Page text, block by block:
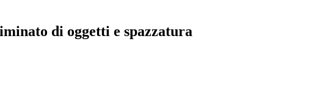
di oggetti e spazzatura